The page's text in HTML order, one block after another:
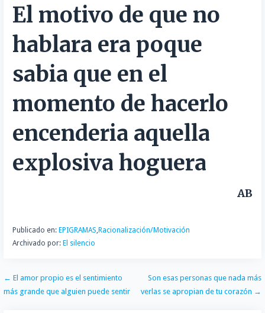
b
o
o
k
t
t
e
r
n
k
e
d
I
n
m
a
i
l
C
o
m
p
a
r
t
i
r
El motivo de que no
hablara era poque
sabia que en el
momento de hacerlo
encenderia aquella
explosiva hoguera
AB
Publicado en: EPIGRAMAS,Racionalización/Motivación
Archivado por: El silencio
Navegación
de
← El amor propio es el sentimiento
más grande que alguien puede sentir
Son esas personas que nada más
verlas se apropian de tu corazón →